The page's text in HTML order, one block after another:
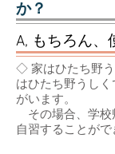
か？
A, もちろん、
◇ 家はひたち野
はひたち野うし
がいます。
その場合、学校
自習することがで